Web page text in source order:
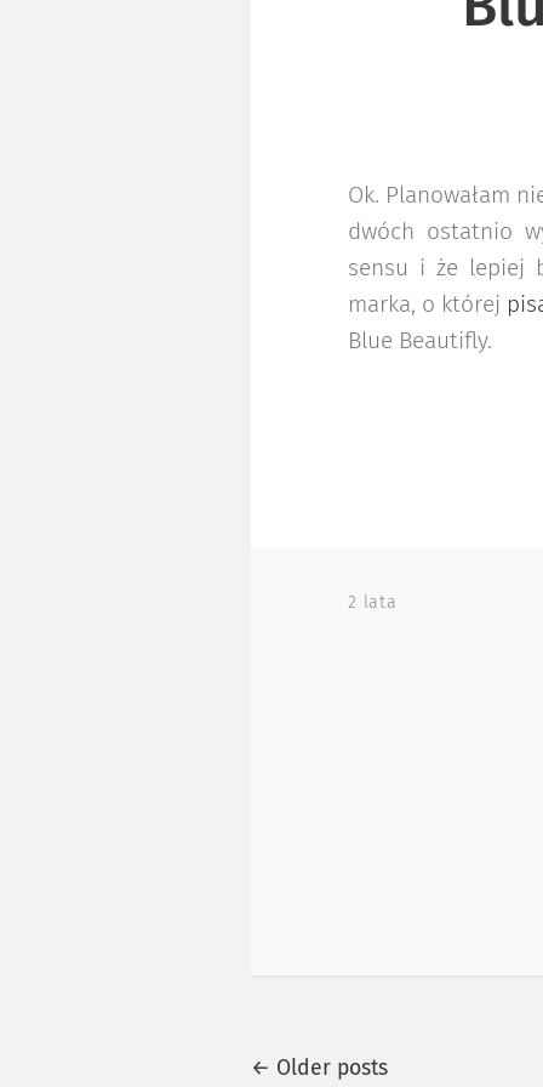
Ok. Planowałam
dwóch ostatnio
sensu i że lepiej
marka, o której
Blue Beautifly.
2 lata
← Older
Older posts